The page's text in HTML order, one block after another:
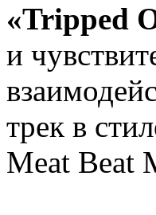
«Tripped
и
трек в
Meat Beat